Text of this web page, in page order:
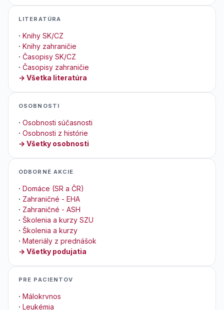
LITERATÚRA
· Knihy SK/CZ
· Knihy zahraničie
· Časopisy SK/CZ
· Časopisy zahraničie
→ Všetka literatúra
OSOBNOSTI
· Osobnosti súčasnosti
· Osobnosti z histórie
→ Všetky osobnosti
ODBORNÉ AKCIE
· Domáce (SR a ČR)
· Zahraničné - EHA
· Zahraničné - ASH
· Školenia a kurzy SZU
· Školenia a kurzy
· Materiály z prednášok
→ Všetky podujatia
PRE PACIENTOV
· Málokrvnos
· Leukémia